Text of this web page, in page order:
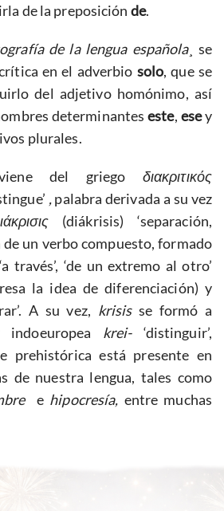
de la preposición de.
de la lengua española¸ se
en el adverbio solo, que se
del adjetivo homónimo, así
determinanteseste, esey
plurales.
del griego διακριτικός
,palabra derivada a su vez
(diákrisis) ‘separación,
de un verbo compuesto, formado
‘a través’, ‘de un extremo al otro’
la idea de diferenciación) y
A su vez, krisis se formó a
krei- ‘distinguir’,
prehistórica está presente en
de nuestra lengua, tales como
e hipocresía, entre muchas